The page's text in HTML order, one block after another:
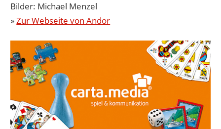
Bilder: Michael Menzel
»Zur Webseite von Andor